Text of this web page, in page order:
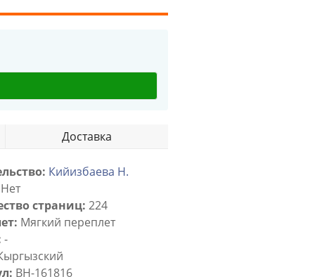
Доставка
Кийизбаева Н.
Нет
страниц: 224
Мягкий переплет
-
BH-161816